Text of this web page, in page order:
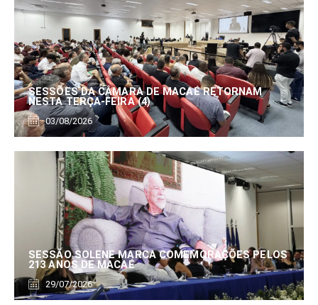
SESSÕES DA CÂMARA DE MACAÉ RETORNAM
NESTA TERÇA-FEIRA (4)
03/08/2026
SESSÃO SOLENE MARCA COMEMORAÇÕES PELOS
213 ANOS DE MACAÉ
29/07/2026